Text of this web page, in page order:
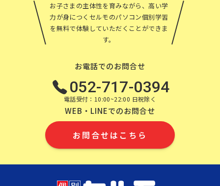
お子さまの主体性を育みながら、高い学
力が身につくセルモのパソコン個別学習
を無料で体験していただくことができま
す。
お電話でのお問合せ
052-717-0394
電話受付：10:00~22:00 日祝除く
WEB・LINEでのお問合せ
お問合せはこちら